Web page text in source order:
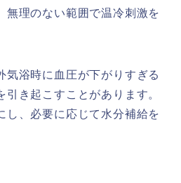
無理のない範囲で温冷刺激を
気浴時に血圧が下がりすぎる
引き起こすことがあります。
し、必要に応じて水分補給を